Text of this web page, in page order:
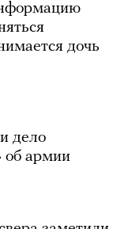
дочь
дело
об армии